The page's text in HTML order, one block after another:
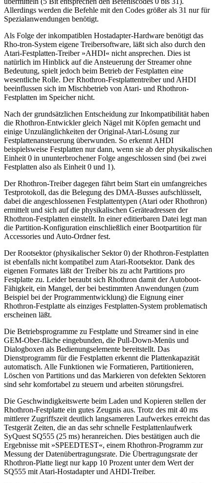
Allerdings werden die Befehle mit den Codes größer als 31 nur für
Spezialanwendungen benötigt.
Als Folge der inkompatiblen Hostadapter-Hardware benötigt das
Rho-tron-System eigene Treibersoftware, läßt sich also durch den
Atari-Festplatten-Treiber »AHDI« nicht ansprechen. Dies ist
natürlich im Hinblick auf die Ansteuerung der Streamer ohne
Bedeutung, spielt jedoch beim Betrieb der Festplatten eine
wesentliche Rolle. Der Rhothron-Festplattentreiber und AHDI
beeinflussen sich im Mischbetrieb von Atari- und Rhothron-
Festplatten im Speicher nicht.
Nach der grundsätzlichen Entscheidung zur Inkompatibilität haben
die Rhothron-Entwickler gleich Nägel mit Köpfen gemacht und
einige Unzulänglichkeiten der Original-Atari-Lösung zur
Festplattenansteuerung überwunden. So erkennt AHDI
beispielsweise Festplatten nur dann, wenn sie ab der physikalischen
Einheit 0 in ununterbrochener Folge angeschlossen sind (bei zwei
Festplatten also als Einheit 0 und 1).
Der Rhothron-Treiber dagegen fährt beim Start ein umfangreiches
Testprotokoll, das die Belegung des DMA-Busses aufschlüsselt,
dabei die angeschlossenen Festplattentypen (Atari oder Rhothron)
ermittelt und sich auf die physikalischen Geräteadressen der
Rhothron-Festplatten einstellt. In einer editierbaren Datei legt man
die Partition-Konfiguration einschließlich einer Bootpartition für
Accessories und Auto-Ordner fest.
Der Rootsektor (physikalischer Sektor 0) der Rhothron-Festplatten
ist ebenfalls nicht kompatibel zum Atari-Rootsektor. Dank des
eigenen Formates läßt der Treiber bis zu acht Partitions pro
Festplatte zu. Leider beraubt sich Rhothron damit der Autoboot-
Fähigkeit, ein Mangel, der bei bestimmten Anwendungen (zum
Beispiel bei der Programmentwicklung) die Eignung einer
Rhothron-Festplatte als einziges Festplatten-System problematisch
erscheinen läßt.
Die Betriebsprogramme zu Festplatte und Streamer sind in eine
GEM-Ober-fläche eingebunden, die Pull-Down-Menüs und
Dialogboxen als Bedienungselemente bereitstellt. Das
Dienstprogramm für die Festplatten erkennt die Plattenkapazität
automatisch. Alle Funktionen wie Formatieren, Partitionieren,
Löschen von Partitions und das Markieren von defekten Sektoren
sind sehr komfortabel zu steuern und arbeiten störungsfrei.
Die Geschwindigkeitswerte beim Laden und Kopieren stellen der
Rhothron-Festplatte ein gutes Zeugnis aus. Trotz des mit 40 ms
mittlerer Zugriffszeit deutlich langsameren Laufwerkes erreicht das
Testgerät Zeiten, die an das sehr schnelle Festplattenlaufwerk
SyQuest SQ555 (25 ms) heranreichen. Dies bestätigen auch die
Ergebnisse mit »SPEEDTEST«, einem Rhothron-Programm zur
Messung der Datenübertragungsrate. Die Übertragungsrate der
Rhothron-Platte liegt nur kapp 10 Prozent unter dem Wert der
SQ555 mit Atari-Hostadapter und AHDI-Treiber.